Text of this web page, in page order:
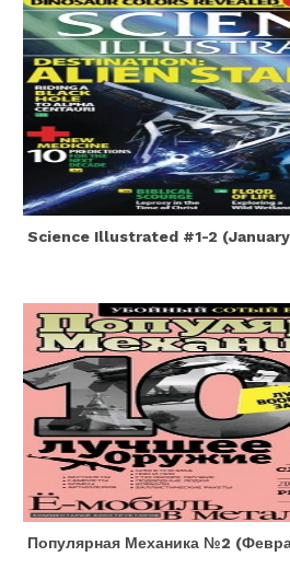
Science Illustrated #1-2
Популярная Механика №2